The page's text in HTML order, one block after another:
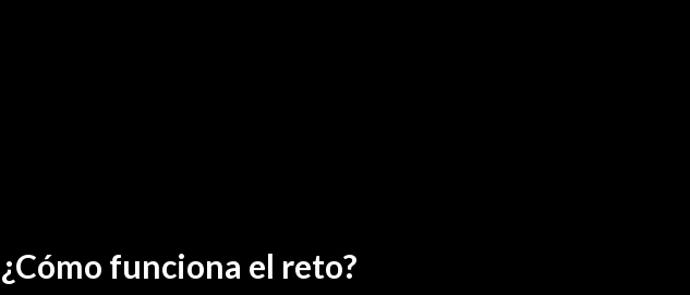
¿Cómo funciona el reto?